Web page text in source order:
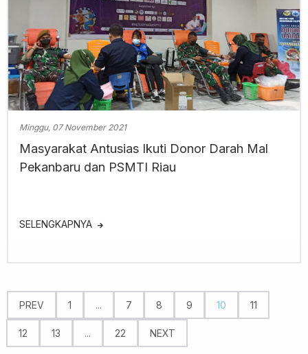
Minggu, 07 November 2021
Masyarakat Antusias Ikuti Donor Darah Mal
Pekanbaru dan PSMTI Riau
SELENGKAPNYA
PREV 1 ... 7 8 9 10 11
12 13 ... 22 NEXT